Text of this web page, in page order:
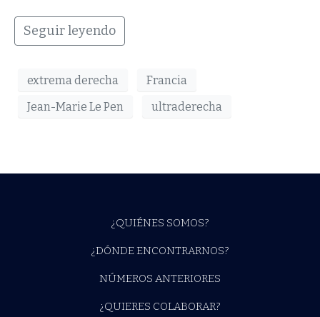
Seguir leyendo
extrema derecha
Francia
Jean-Marie Le Pen
ultraderecha
¿QUIÉNES SOMOS?
¿DÓNDE ENCONTRARNOS?
NÚMEROS ANTERIORES
¿QUIERES COLABORAR?